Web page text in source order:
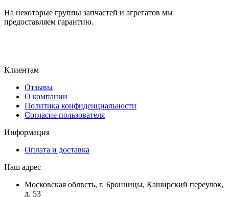
На некоторые группы запчастей и агрегатов мы
предоставляем гарантию.
Клиентам
Отзывы
О компании
Политика конфиденциальности
Согласие пользователя
Информация
Оплата и доставка
Наш адрес
Московская облвсть, г. Бронницы, Каширский переулок,
д. 53